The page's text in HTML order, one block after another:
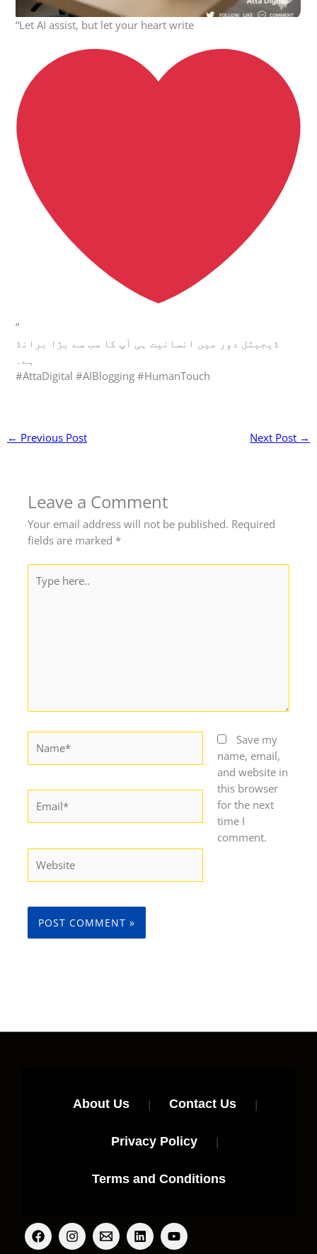
“Let AI assist, but let your heart write
”
ڈیجیٹل دور میں انسانیت ہی آپ کا سب سے بڑا برانڈ
ہے۔
#AttaDigital #AIBlogging #HumanTouch
← Previous Post Next Post →
Leave a Comment
Your email address will not be published. Required
fields are marked *
here..
Save my
name, email,
and website in
this browser
for the next
time I
comment.
About Us | Contact Us |
Privacy Policy |
Terms and Conditions